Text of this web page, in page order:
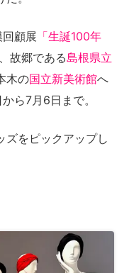
顧展 「生誕100年
故郷である島根県立
木の国立新美術館へ
ら7月6日まで。
ズをピックアップし